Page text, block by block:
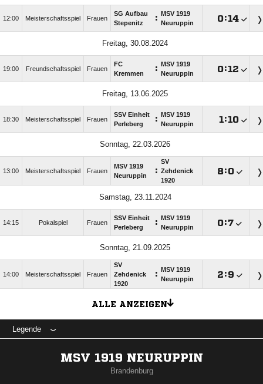
12:00 Meisterschaftsspiel Frauen
SG Aufbau
Stepenitz
:
MSV 1919
Neuruppin
:
Freitag, 30.08.2024
19:00 Freundschaftsspiel Frauen
FC
Kremmen
:
MSV 1919
Neuruppin
:
Freitag, 13.06.2025
18:30 Meisterschaftsspiel Frauen
SSV Einheit
Perleberg
:
MSV 1919
Neuruppin
:
Sonntag, 22.03.2026
13:00 Meisterschaftsspiel Frauen
MSV 1919
Neuruppin
:
SV
Zehdenick
1920
:
Samstag, 23.11.2024
14:15 Pokalspiel Frauen
SSV Einheit
Perleberg
:
MSV 1919
Neuruppin
:
Sonntag, 21.09.2025
14:00 Meisterschaftsspiel Frauen
SV
Zehdenick
1920
:
MSV 1919
Neuruppin
:
ALLE ANZEIGEN
Legende
MSV 1919 NEURUPPIN
Brandenburg